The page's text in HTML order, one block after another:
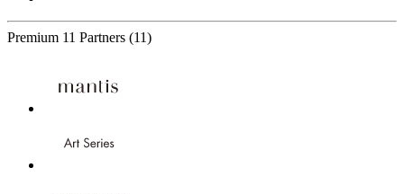
Premium 11 Partners (11)